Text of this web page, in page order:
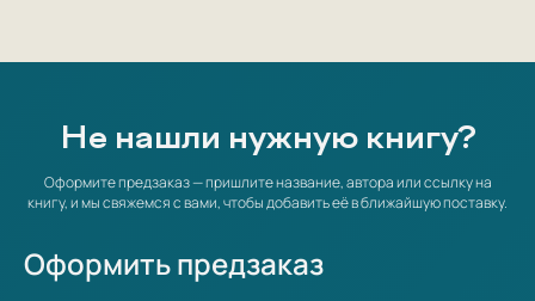
Не нашли нужную книгу?
Оформите предзаказ — пришлите название, автора или ссылку на
книгу, и мы свяжемся с вами, чтобы добавить её в ближайшую поставку.
Оформить предзаказ